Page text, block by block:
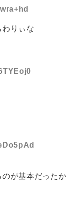
わりぃな
が基本だったか